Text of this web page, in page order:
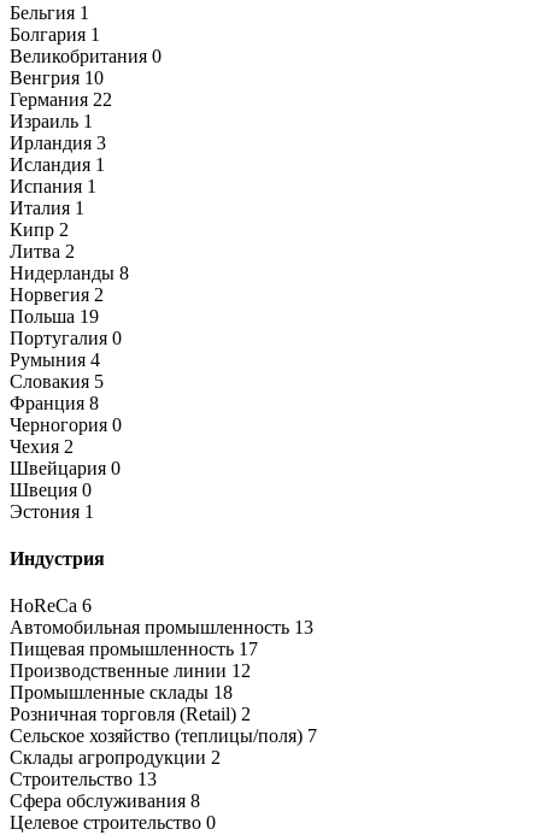
Бельгия 1
Болгария 1
Великобритания 0
Венгрия 10
Германия 22
Израиль 1
Ирландия 3
Исландия 1
Испания 1
Италия 1
Кипр 2
Литва 2
Нидерланды 8
Норвегия 2
Польша 19
Португалия 0
Румыния 4
Словакия 5
Франция 8
Черногория 0
Чехия 2
Швейцария 0
Швеция 0
Эстония 1
Индустрия
HoReCa 6
Автомобильная промышленность 13
Пищевая промышленность 17
Производственные линии 12
Промышленные склады 18
Розничная торговля (Retail) 2
Сельское хозяйство (теплицы/поля) 7
Склады агропродукции 2
Строительство 13
Сфера обслуживания 8
Целевое строительство 0